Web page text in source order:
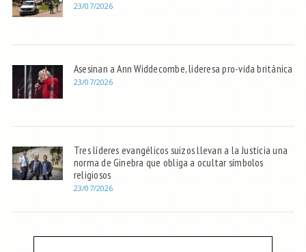
23/07/2026
Asesinan a Ann Widdecombe, lideresa pro-vida británica
23/07/2026
Tres líderes evangélicos suizos llevan a la Justicia una
norma de Ginebra que obliga a ocultar símbolos
religiosos
23/07/2026